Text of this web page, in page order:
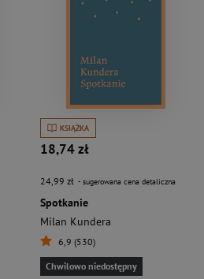
KSIĄŻKA
18,74 zł
24,99 zł - sugerowana cena detaliczna
Spotkanie
Milan Kundera
6,9 (530)
Chwilowo niedostępny